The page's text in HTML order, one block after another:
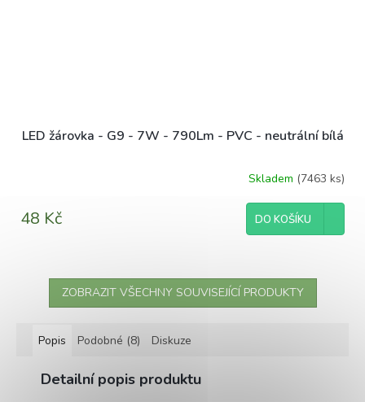
LED žárovka - G9 - 7W - 790Lm - PVC - neutrální bílá
Skladem (7463 ks)
48 Kč DO KOŠÍKU
ZOBRAZIT VŠECHNY SOUVISEJÍCÍ PRODUKTY
Popis Podobné (8) Diskuze
Detailní popis produktu